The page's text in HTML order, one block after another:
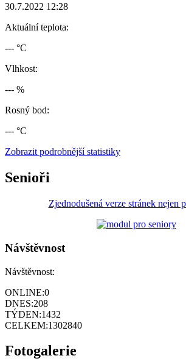
30.7.2022 12:28
Aktuální teplota:
--- °C
Vlhkost:
--- %
Rosný bod:
--- °C
Zobrazit podrobnější statistiky
Senioři
Zjednodušená verze stránek nejen
Návštěvnost
Návštěvnost:
ONLINE:0
DNES:208
TÝDEN:1432
CELKEM:1302840
Fotogalerie